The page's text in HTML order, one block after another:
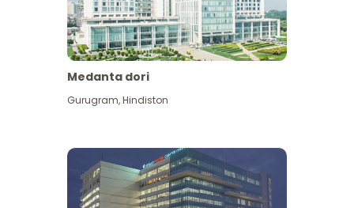
Medanta dori
Gurugram,Hindiston